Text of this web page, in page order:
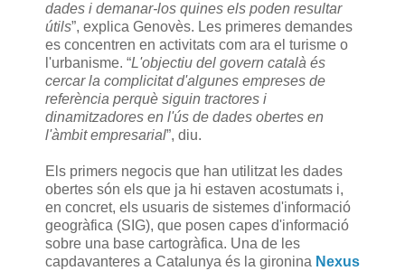
dades i demanar-los quines els poden resultar
útils”, explica Genovès. Les primeres demandes
es concentren en activitats com ara el turisme o
l'urbanisme. “L'objectiu del govern català és
cercar la complicitat d'algunes empreses de
referència perquè siguin tractores i
dinamitzadores en l'ús de dades obertes en
l'àmbit empresarial”, diu.
Els primers negocis que han utilitzat les dades
obertes són els que ja hi estaven acostumats i,
en concret, els usuaris de sistemes d'informació
geogràfica (SIG), que posen capes d'informació
sobre una base cartogràfica. Una de les
capdavanteres a Catalunya és la gironina Nexus